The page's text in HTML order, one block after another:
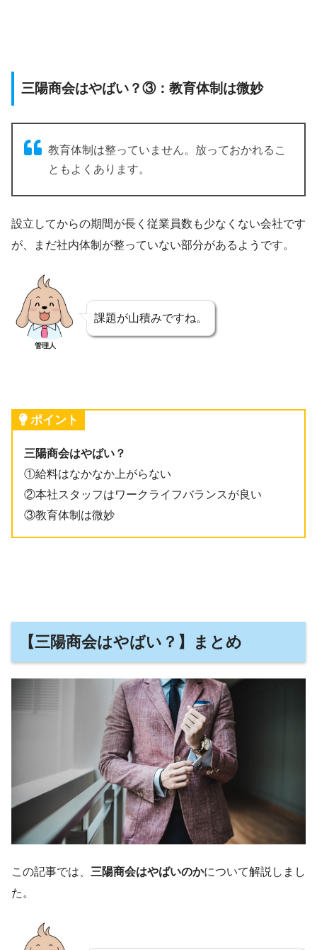
三陽商会はやばい？③：教育体制は微妙
教育体制は整っていません。放っておかれるこ
ともよくあります。
設立してからの期間が長く従業員数も少なくない会社です
が、まだ社内体制が整っていない部分があるようです。
管理人
課題が山積みですね。
ポイント
三陽商会はやばい？
①給料はなかなか上がらない
②本社スタッフはワークライフバランスが良い
③教育体制は微妙
【三陽商会はやばい？】まとめ
この記事では、 三陽商会はやばいのかについて解説しまし
た。